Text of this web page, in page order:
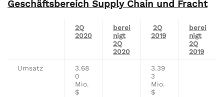
Geschäftsbereich Supply Chain und Fracht
2Q
2020
berei
nigt
2Q
2020
2Q
2019
berei
nigt
2Q
2019
Umsatz
3.68
0
Mio.
$
3.39
3
Mio.
$